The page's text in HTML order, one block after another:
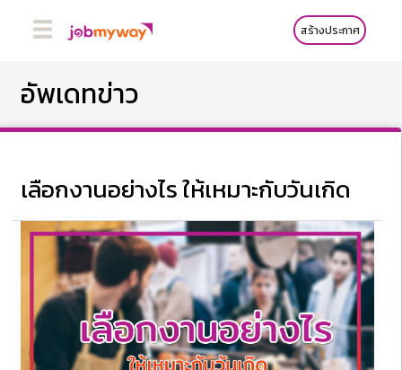
สร้างประกาศ
อัพเดทข่าว
เลือกงานอย่างไร ให้เหมาะกับวันเกิด